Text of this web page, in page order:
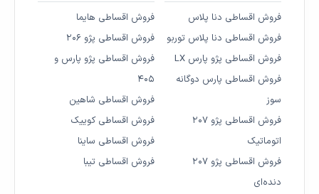
فروش اقساطی دنا پلاس
فروش اقساطی دنا پلاس توربو
فروش اقساطی پژو پارس LX
فروش اقساطی پارس دوگانه
سوز
فروش اقساطی پژو ۲۰۷
اتوماتیک
فروش اقساطی پژو ۲۰۷
دنده‌ای
فروش اقساطی هایما
فروش اقساطی پژو ۲۰۶
فروش اقساطی پژو پارس و
۴۰۵
فروش اقساطی شاهین
فروش اقساطی کوییک
فروش اقساطی ساینا
فروش اقساطی تیبا